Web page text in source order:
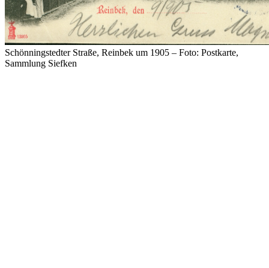
Schönningstedter Straße, Reinbek um 1905 – Foto: Postkarte,
Sammlung Siefken